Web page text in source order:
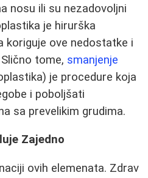
nosu ili su nezadovoljni
je hirurška
koriguje ove nedostatke i
tome, smanjenje
je procedure koja
i poboljšati
sa prevelikim grudima.
Zajedno
ovih elemenata. Zdrav